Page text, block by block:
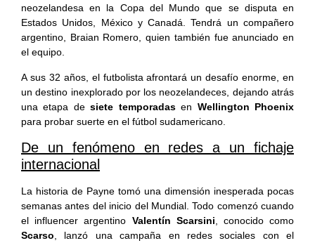
neozelandesa en la Copa del Mundo que se disputa en
Estados Unidos, México y Canadá. Tendrá un compañero
argentino, Braian Romero, quien también fue anunciado en
el equipo.
A sus 32 años, el futbolista afrontará un desafío enorme, en
un destino inexplorado por los neozelandeces, dejando atrás
una etapa desiete temporadasen Wellington Phoenix
para probar suerte en el fútbol sudamericano.
De un fenómeno en redes a un fichaje
internacional
La historia de Payne tomó una dimensión inesperada pocas
semanas antes del inicio del Mundial. Todo comenzó cuando
el influencer argentino Valentín Scarsini , conocido como
Scarso , lanzó una campaña en redes sociales con el